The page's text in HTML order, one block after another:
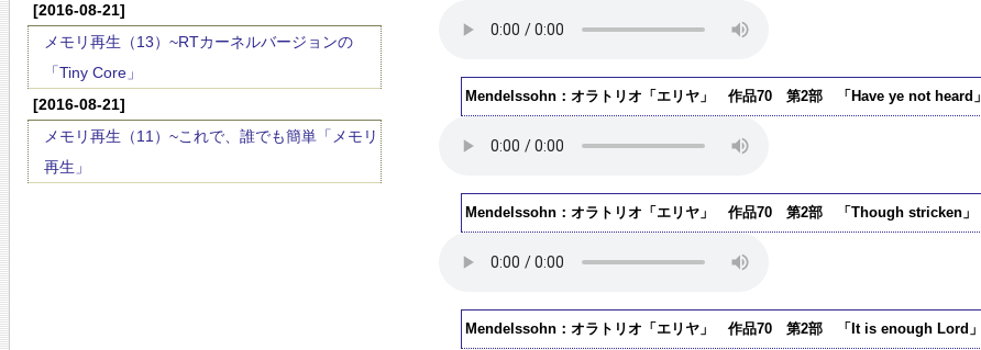
[2016-08-21]
メモリ再生（13）~RTカーネルバージョンの
「Tiny Core」
[2016-08-21]
メモリ再生（11）~これで、誰でも簡単「メモリ
再生」
Mendelssohn：オラトリオ「エリヤ」 作品70 第2部 「Have ye not heard」
Mendelssohn：オラトリオ「エリヤ」 作品70 第2部 「Though stricken」
Mendelssohn：オラトリオ「エリヤ」 作品70 第2部 「It is enough Lord」